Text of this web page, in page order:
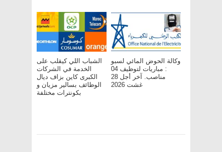
الشباب اللي كيقلب على
الخدمة في الشركات
الكبرى كاين بزاف ديال
الوظائف بسالير مزيان و
بكونترات مختلفة
وكالة الحوض المائي لسبو
: مباريات لتوظيف 04
مناصب. آخر أجل 28
غشت 2026